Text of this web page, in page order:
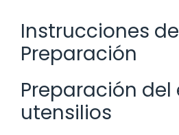
Instrucciones de
Preparación
Preparación
utensilios